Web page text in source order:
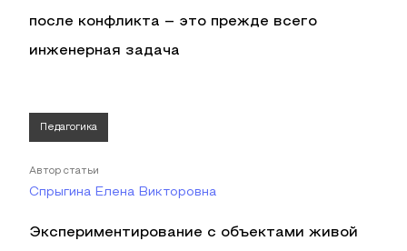
после конфликта – это прежде всего
инженерная задача
Педагогика
Автор статьи
Спрыгина Елена Викторовна
Экспериментирование с объектами живой